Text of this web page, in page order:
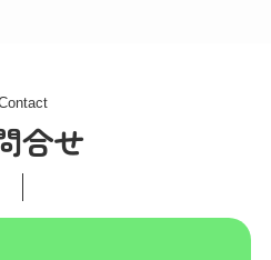
合せ